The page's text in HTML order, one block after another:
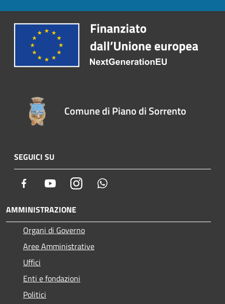
Comune di Piano di Sorrento
SEGUICI SU
Facebook YoutubeInstagram
AMMINISTRAZIONE
Organi di Governo
Aree Amministrative
Uffici
Enti e fondazioni
Politici